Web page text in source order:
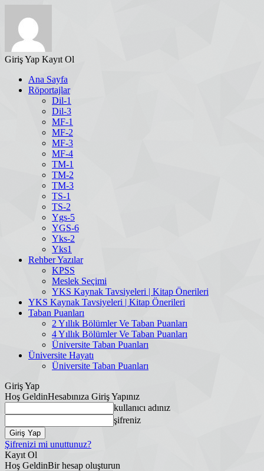
Giriş Yap Kayıt Ol
Ana Sayfa
Röportajlar
Dil-1
Dil-3
MF-1
MF-2
MF-3
MF-4
TM-1
TM-2
TM-3
TS-1
TS-2
Ygs-5
YGS-6
Yks-2
Yks1
Rehber Yazılar
KPSS
Meslek Seçimi
YKS Kaynak Tavsiyeleri | Kitap Önerileri
YKS Kaynak Tavsiyeleri | Kitap Önerileri
Taban Puanları
2 Yıllık Bölümler Ve Taban Puanları
4 Yıllık Bölümler Ve Taban Puanları
Üniversite Taban Puanları
Üniversite Hayatı
Üniversite Taban Puanları
Giriş Yap
Hoş GeldinHesabınıza Giriş Yapınız
kullanıcı adınız
şifreniz
Şifrenizi mi unuttunuz?
Kayıt Ol
Hoş GeldinBir hesap oluşturun